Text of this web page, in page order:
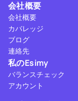
会社概要
会社概要
カバレッジ
ブログ
連絡先
私のEsimy
バランスチェック
アカウント